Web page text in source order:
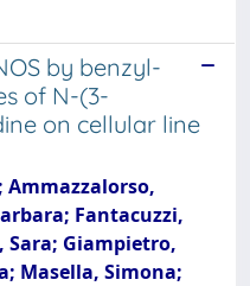
by benzyl-
of N-(3-
on cellular line
Ammazzalorso,
Fantacuzzi,
Giampietro,
Masella, Simona;